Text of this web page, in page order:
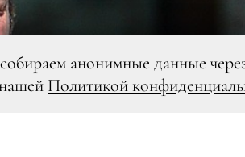
анонимные данные
Политикой